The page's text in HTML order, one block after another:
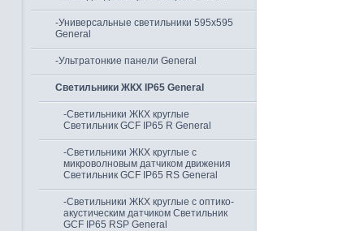
-Универсальные светильники 595х595
General
-Ультратонкие панели General
Светильники ЖКХ IP65 General
-Светильники ЖКХ круглые
Светильник GCF IP65 R General
-Светильники ЖКХ круглые с
микроволновым датчиком движения
Светильник GCF IP65 RS General
-Светильники ЖКХ круглые с оптико-
акустическим датчиком Светильник
GCF IP65 RSP General